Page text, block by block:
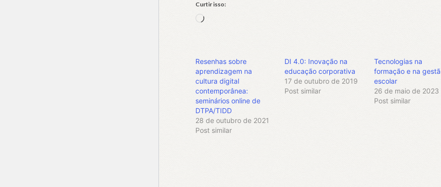
Curtir isso:
Carregando...
Resenhas sobre
aprendizagem na
cultura digital
contemporânea:
seminários online de
DTPA/TIDD
28 de outubro de 2021
Post similar
DI 4.0: Inovação na
educação corporativa
17 de outubro de 2019
Post similar
Tecnologias na
formação e na
escolar
26 de maio de 2023
Post similar